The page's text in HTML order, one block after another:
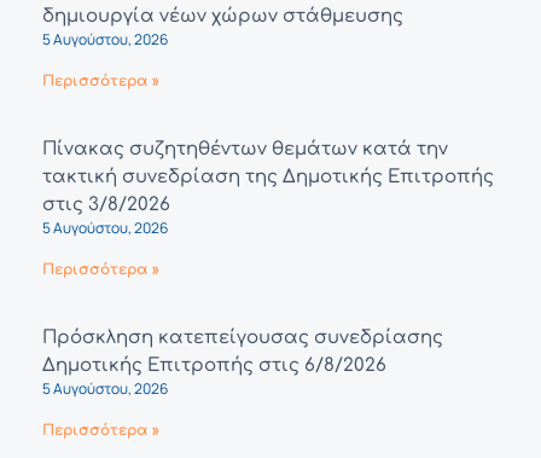
δημιουργία νέων χώρων στάθμευσης
5 Αυγούστου, 2026
Περισσότερα »
Πίνακας συζητηθέντων θεμάτων κατά την
τακτική συνεδρίαση της Δημοτικής Επιτροπής
στις 3/8/2026
5 Αυγούστου, 2026
Περισσότερα »
Πρόσκληση κατεπείγουσας συνεδρίασης
Δημοτικής Επιτροπής στις 6/8/2026
5 Αυγούστου, 2026
Περισσότερα »